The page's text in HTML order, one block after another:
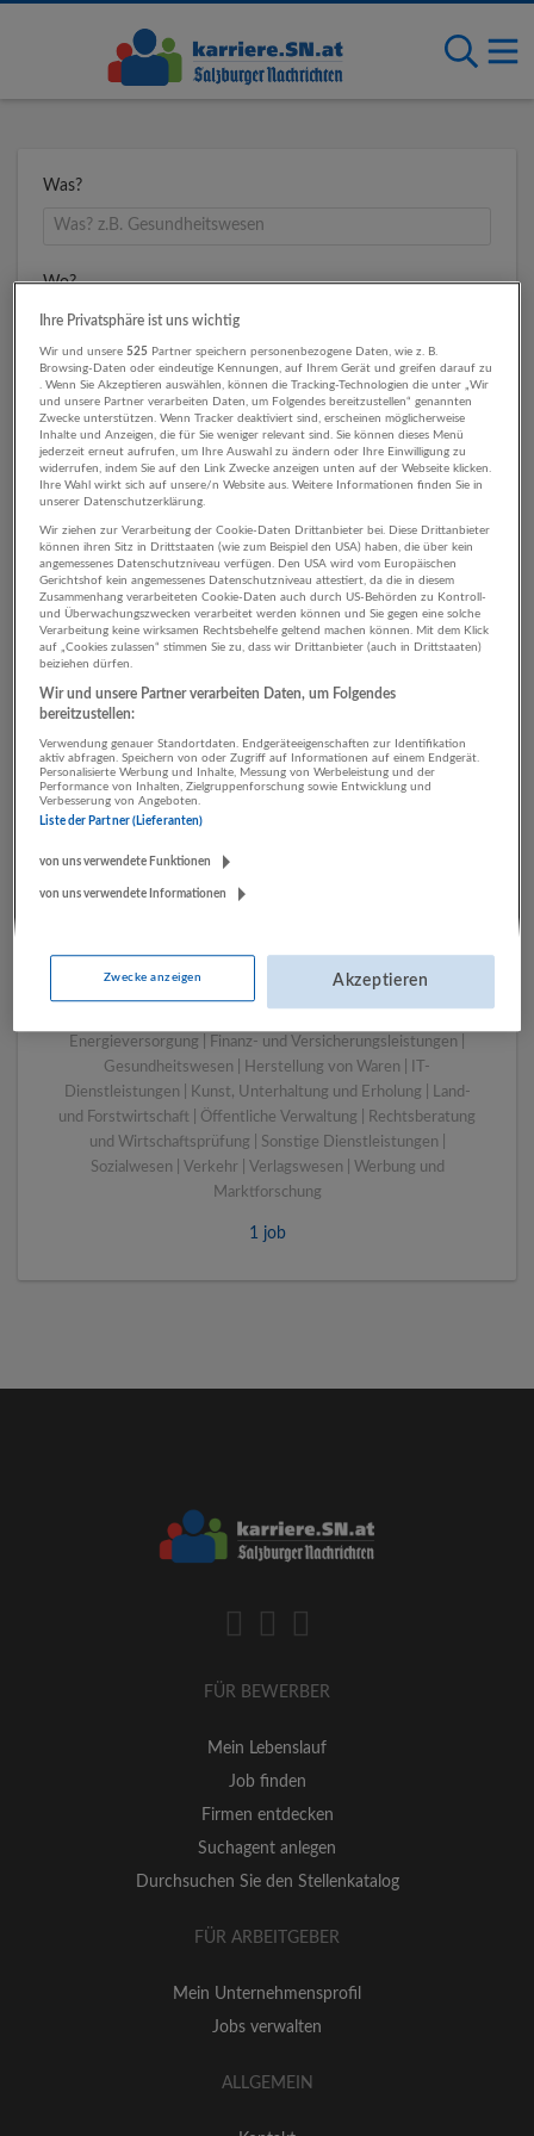
Was?
Wo?
Umkreis
1 Technik, Ingenieurwesen
Finanz- und
Versicherungsleistungen
LUGSTEIN CONSULTING
Energieversorgung | Finanz- und Versicherungsleistungen |
Gesundheitswesen | Herstellung von Waren | IT-
Dienstleistungen | Kunst, Unterhaltung und Erholung | Land-
und Forstwirtschaft | Öffentliche Verwaltung | Rechtsberatung
und Wirtschaftsprüfung | Sonstige Dienstleistungen |
Sozialwesen | Verkehr | Verlagswesen | Werbung und
Marktforschung
1 job
FÜR BEWERBER
Mein Lebenslauf
Job finden
Firmen entdecken
Suchagent anlegen
Durchsuchen Sie den Stellenkatalog
FÜR ARBEITGEBER
Mein Unternehmensprofil
Jobs verwalten
ALLGEMEIN
Ihre Privatsphäre ist uns wichtig
Wir und unsere 525 Partner speichern personenbezogene Daten, wie z. B.
Browsing-Daten oder eindeutige Kennungen, auf Ihrem Gerät und greifen darauf zu
. Wenn Sie Akzeptieren auswählen, können die Tracking-Technologien die unter „Wir
und unsere Partner verarbeiten Daten, um Folgendes bereitzustellen“ genannten
Zwecke unterstützen. Wenn Tracker deaktiviert sind, erscheinen möglicherweise
Inhalte und Anzeigen, die für Sie weniger relevant sind. Sie können dieses Menü
jederzeit erneut aufrufen, um Ihre Auswahl zu ändern oder Ihre Einwilligung zu
widerrufen, indem Sie auf den Link Zwecke anzeigen unten auf der Webseite klicken.
Ihre Wahl wirkt sich auf unsere/n Website aus. Weitere Informationen finden Sie in
unserer Datenschutzerklärung.
Wir ziehen zur Verarbeitung der Cookie-Daten Drittanbieter bei. Diese Drittanbieter
können ihren Sitz in Drittstaaten (wie zum Beispiel den USA) haben, die über kein
angemessenes Datenschutzniveau verfügen. Den USA wird vom Europäischen
Gerichtshof kein angemessenes Datenschutzniveau attestiert, da die in diesem
Zusammenhang verarbeiteten Cookie-Daten auch durch US-Behörden zu Kontroll-
und Überwachungszwecken verarbeitet werden können und Sie gegen eine solche
Verarbeitung keine wirksamen Rechtsbehelfe geltend machen können. Mit dem Klick
auf „Cookies zulassen“ stimmen Sie zu, dass wir Drittanbieter (auch in Drittstaaten)
beiziehen dürfen.
Wir und unsere Partner verarbeiten Daten, um Folgendes
bereitzustellen:
Verwendung genauer Standortdaten. Endgeräteeigenschaften zur Identifikation
aktiv abfragen. Speichern von oder Zugriff auf Informationen auf einem Endgerät.
Personalisierte Werbung und Inhalte, Messung von Werbeleistung und der
Performance von Inhalten, Zielgruppenforschung sowie Entwicklung und
Verbesserung von Angeboten.
Liste der Partner (Lieferanten)
von uns verwendete Funktionen
von uns verwendete Informationen
Zwecke anzeigen Akzeptieren